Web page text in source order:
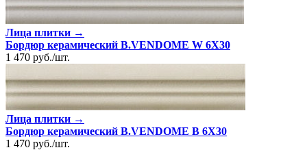
Лица плитки →
Бордюр керамический B.VENDOME W 6X30
1 470 руб./шт.
Лица плитки →
Бордюр керамический B.VENDOME B 6X30
1 470 руб./шт.